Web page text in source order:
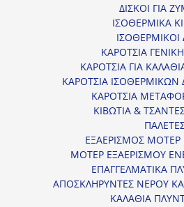
ΔΙΣΚΟΙ ΓΙΑ
ΙΣΟΘΕΡΜΙΚΑ
ΙΣΟΘΕΡΜΙΚΟΙ
ΚΑΡΟΤΣΙΑ
ΚΑΡΟΤΣΙΑ ΓΙΑ
ΚΑΡΟΤΣΙΑ ΙΣΟΘΕΡΜΙΚΩΝ
ΚΑΡΟΤΣΙΑ
ΚΙΒΩΤΙΑ & ΤΣΑΝΤΕΣ
ΕΞΑΕΡΙΣΜΟΣ ΜΟΤΕΡ
ΜΟΤΕΡ ΕΞΑΕΡΙΣΜΟΥ
ΕΠΑΓΓΕΛΜΑΤΙΚΑ
ΑΠΟΣΚΛΗΡΥΝΤΕΣ ΝΕΡΟΥ
ΚΑΛΑΘΙΑ